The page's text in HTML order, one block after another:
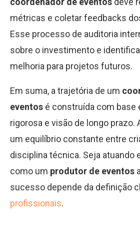
métricas e coletar feedbacks
Esse processo de auditoria
sobre o investimento e
melhoria para projetos futuros.
Em suma, a trajetória de um
eventos é construída com base
rigorosa e visão de longo prazo.
um equilíbrio constante entre
disciplina técnica. Seja atuando
como um produtor de eventos
sucesso depende da definição
profissionais.